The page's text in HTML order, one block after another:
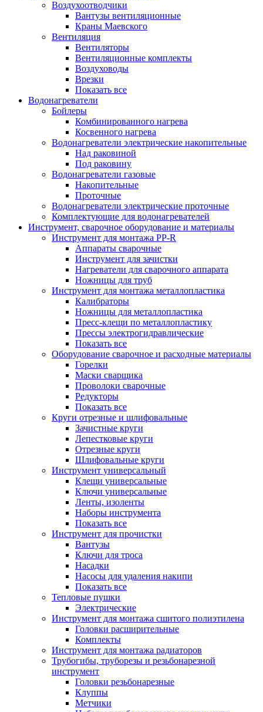
Воздухоотводчики
Вантузы вентиляционные
Краны Маевского
Вентиляция
Вентиляторы
Вентиляционные комплекты
Воздуховоды
Врезки
Показать все
Водонагреватели
Бойлеры
Комбинированного нагрева
Косвенного нагрева
Водонагреватели электрические накопительные
Над раковиной
Под раковину
Водонагреватели газовые
Накопительные
Проточные
Водонагреватели электрические проточные
Комплектующие для водонагревателей
Инструмент, сварочное оборудование и материалы
Инструмент для монтажа PP-R
Аппараты сварочные
Инструмент для зачистки
Нагреватели для сварочного аппарата
Ножницы для труб
Инструмент для монтажа металлопластика
Калибраторы
Ножницы для металлопластика
Пресс-клещи по металлопластику
Прессы электрогидравлические
Показать все
Оборудование сварочное и расходные материалы
Горелки
Маски сварщика
Проволоки сварочные
Редукторы
Показать все
Круги отрезные и шлифовальные
Зачистные круги
Лепестковые круги
Отрезные круги
Шлифовальные круги
Инструмент универсальный
Клещи универсальные
Ключи универсальные
Ленты, изоленты
Наборы инструмента
Показать все
Инструмент для прочистки
Вантузы
Ключи для троса
Насадки
Насосы для удаления накипи
Показать все
Тепловые пушки
Электрические
Инструмент для монтажа сшитого полиэтилена
Головки расширительные
Комплекты
Инструмент для монтажа радиаторов
Трубогибы, труборезы и резьбонарезной
инструмент
Головки резьбонарезные
Клуппы
Метчики